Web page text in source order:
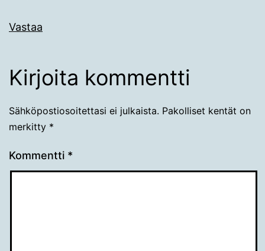
Vastaa
Kirjoita kommentti
Sähköpostiosoitettasi ei julkaista. Pakolliset kentät on
merkitty *
Kommentti *